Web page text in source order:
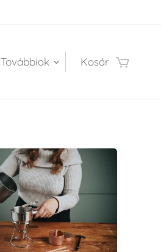
Továbbiak Kosár